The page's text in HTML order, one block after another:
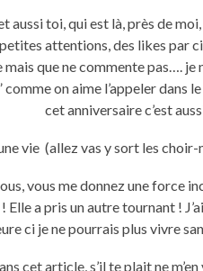
toi, qui est là, près de moi,
attentions, des likes par
que ne commente pas…. je
on aime l’appeler dans
cet anniversaire c’est
vie (allez vas y sort les
vous me donnez une force
a pris un autre tournant !
ci je ne pourrais plus vivre
cet article, s’il te plait ne